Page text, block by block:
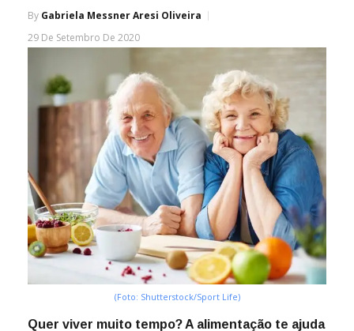
By Gabriela Messner Aresi Oliveira
29 De Setembro De 2020
(Foto: Shutterstock/Sport Life)
Quer viver muito tempo? A alimentação te ajuda